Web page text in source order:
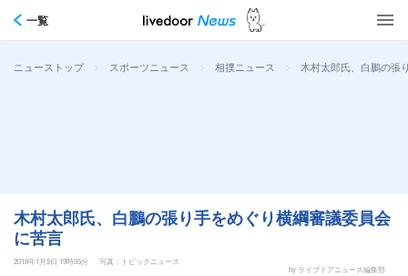
一覧
ニューストップ > スポーツニュース > 相撲ニュース > 木村太郎氏、白鵬の張
木村太郎氏、白鵬の張り手をめぐり横綱審議委員会
に苦言
2018年1月5日 19時35分
写真：トピックニュース
by ライブドアニュース編集部